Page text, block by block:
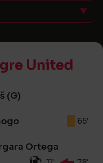
United
(G)
65'
Ortega